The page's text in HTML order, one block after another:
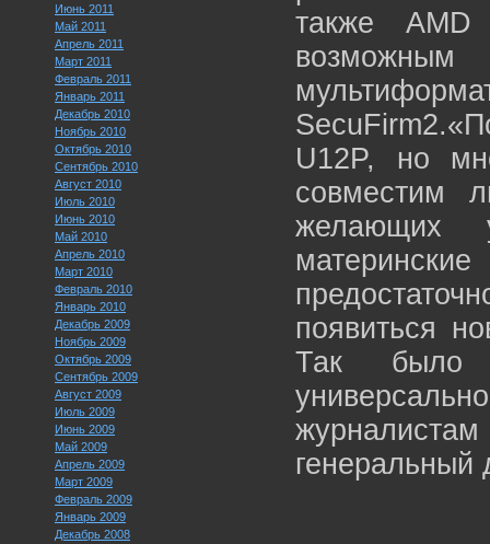
Июнь 2011
Май 2011
Апрель 2011
Март 2011
Февраль 2011
Январь 2011
Декабрь 2010
Ноябрь 2010
Октябрь 2010
Сентябрь 2010
Август 2010
Июль 2010
Июнь 2010
Май 2010
Апрель 2010
Март 2010
Февраль 2010
Январь 2010
Декабрь 2009
Ноябрь 2009
Октябрь 2009
Сентябрь 2009
Август 2009
Июль 2009
Июнь 2009
Май 2009
Апрель 2009
Март 2009
Февраль 2009
Январь 2009
Декабрь 2008
также
возможным
U12P, но
совместим
желающих
появиться
Так было
генеральный